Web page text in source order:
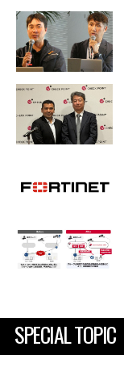
SPECIAL TOPIC